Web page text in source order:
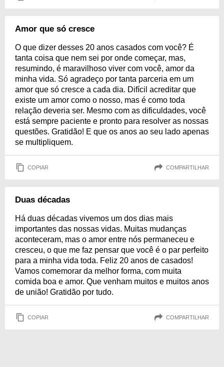
Amor que só cresce
O que dizer desses 20 anos casados com você? É
tanta coisa que nem sei por onde começar, mas,
resumindo, é maravilhoso viver com você, amor da
minha vida. Só agradeço por tanta parceria em um
amor que só cresce a cada dia. Difícil acreditar que
existe um amor como o nosso, mas é como toda
relação deveria ser. Mesmo com as dificuldades, você
está sempre paciente e pronto para resolver as nossas
questões. Gratidão! E que os anos ao seu lado apenas
se multipliquem.
COPIAR COMPARTILHAR
Duas décadas
Há duas décadas vivemos um dos dias mais
importantes das nossas vidas. Muitas mudanças
aconteceram, mas o amor entre nós permaneceu e
cresceu, o que me faz pensar que você é o par perfeito
para a minha vida toda. Feliz 20 anos de casados!
Vamos comemorar da melhor forma, com muita
comida boa e amor. Que venham muitos e muitos anos
de união! Gratidão por tudo.
COPIAR COMPARTILHAR